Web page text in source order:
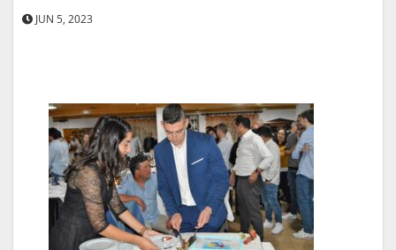
JUN 5, 2023